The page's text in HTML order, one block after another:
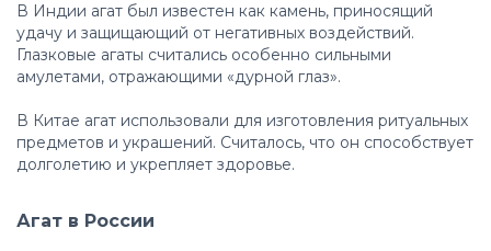
В Индии агат был известен как камень, приносящий
удачу и защищающий от негативных воздействий.
Глазковые агаты считались особенно сильными
амулетами, отражающими «дурной глаз».
В Китае агат использовали для изготовления ритуальных
предметов и украшений. Считалось, что он способствует
долголетию и укрепляет здоровье.
Агат в России